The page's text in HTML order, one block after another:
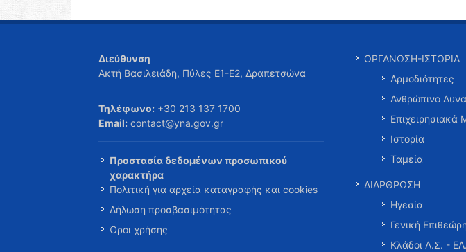
Διεύθυνση
Ακτή Βασιλειάδη, Πύλες Ε1-Ε2, Δραπετσώνα
Τηλέφωνο: +30 213 137 1700
Email: contact@yna.gov.gr
Προστασία δεδομένων προσωπικού
χαρακτήρα
Πολιτική για αρχεία καταγραφής και cookies
Δήλωση προσβασιμότητας
Όροι χρήσης
ΟΡΓΑΝΩΣΗ-ΙΣΤΟΡΙΑ
Αρμοδιότητες
Ανθρώπινο
Επιχειρησιακά
Ιστορία
Ταμεία
ΔΙΑΡΘΡΩΣΗ
Ηγεσία
Γενική
Κλάδοι Λ.Σ. -